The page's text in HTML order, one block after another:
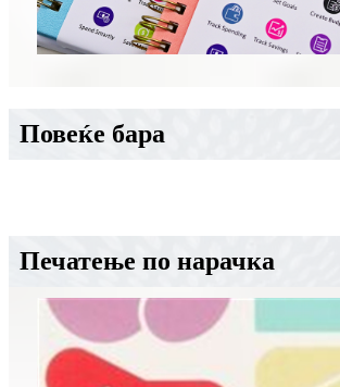
Повеќе бара
Печатење по нарачка